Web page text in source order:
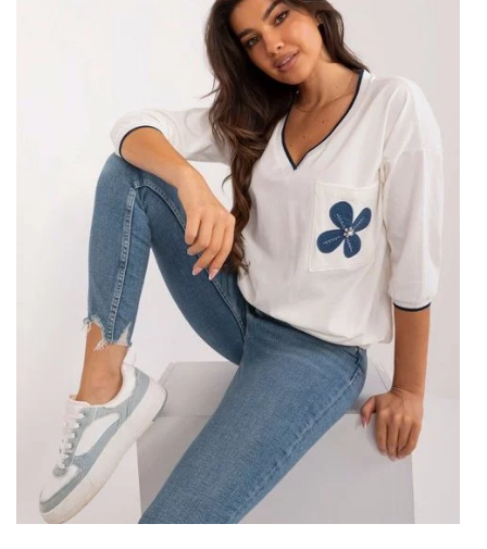
Model halenky se vyznačuje standardním střihem a velikostí,
takže se perfektně hodí na jakoukoli postavu. Halenka má 3/4
rukáv, navíc má elegantní výstřih do V, který jí dodává třídu a
půvab. Absence zipů nebo knoflíků usnadňuje a pohodlně se
nosí. Sáhněte po této halence, abyste zdůraznili svůj
individuální styl a sofistikovanost.
Nezapomenutelný vzhled díky
aplikacím a příslušenství
To, co dělá tuto zelenou halenku opravdu zvláštní, jsou její
tisky a aplikace. Jemné a složité vzory z něj činí mimořádnou a
módní. To není vše – halenka má také kombinaci kamínků s
kamínky, …